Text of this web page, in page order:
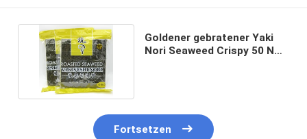
Goldener gebratener Yaki
Nori Seaweed Crispy 50 Nori
Fortsetzen